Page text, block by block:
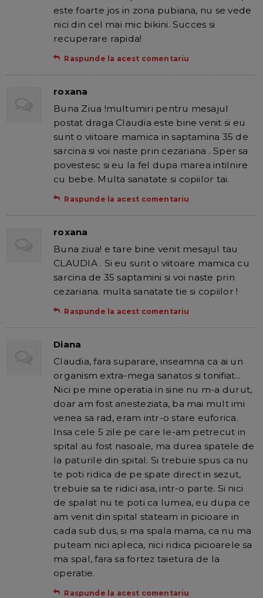
este foarte jos in zona pubiana, nu se vede
nici din cel mai mic bikini. Succes si
recuperare rapida!
Raspunde la acest comentariu
roxana
Buna Ziua !multumiri pentru mesajul
postat draga Claudia este bine venit si eu
sunt o viitoare mamica in saptamina 35 de
sarcina si voi naste prin cezariana . Sper sa
povestesc si eu la fel dupa marea intilnire
cu bebe. Multa sanatate si copiilor tai.
Raspunde la acest comentariu
roxana
Buna ziua! e tare bine venit mesajul tau
CLAUDIA . Si eu sunt o viitoare mamica cu
sarcina de 35 saptamini si voi naste prin
cezariana. multa sanatate tie si copiilor !
Raspunde la acest comentariu
Diana
Claudia, fara suparare, inseamna ca ai un
organism extra-mega sanatos si tonifiat...
Nici pe mine operatia in sine nu m-a durut,
doar am fost anesteziata, ba mai mult imi
venea sa rad, eram intr-o stare euforica.
Insa cele 5 zile pe care le-am petrecut in
spital au fost nasoale, ma durea spatele de
la paturile din spital. Si trebuie spus ca nu
te poti ridica de pe spate direct in sezut,
trebuie sa te ridici asa, intr-o parte. Si nici
de spalat nu te poti ca lumea, eu dupa ce
am venit din spital stateam in picioare in
cada sub dus, si ma spala mama, ca nu ma
puteam nici apleca, nici ridica picioarele sa
ma spal, fara sa fortez taietura de la
operatie.
Raspunde la acest comentariu